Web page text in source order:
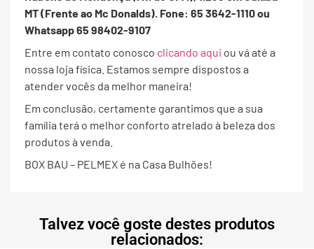
MT (Frente ao Mc Donalds). Fone: 65 3642-1110 ou
Whatsapp 65 98402-9107
Entre em contato conosco clicando aqui ou vá até a
nossa loja física. Estamos sempre dispostos a
atender vocês da melhor maneira!
Em conclusão, certamente garantimos que a sua
família terá o melhor conforto atrelado à beleza dos
produtos à venda.
BOX BAU – PELMEX é na Casa Bulhões!
Talvez você goste destes produtos
relacionados: